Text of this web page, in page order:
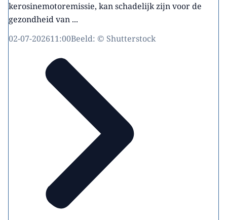
kerosinemotoremissie, kan schadelijk zijn voor de
gezondheid van ...
02-07-202611:00Beeld: © Shutterstock